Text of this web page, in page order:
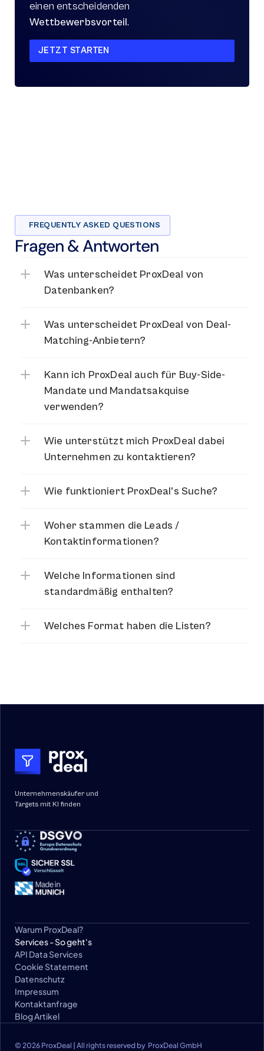
FREQUENTLY ASKED QUESTIONS
Fragen & Antworten
Was unterscheidet ProxDeal von
Datenbanken?
Was unterscheidet ProxDeal von Deal-
Matching-Anbietern?
Kann ich ProxDeal auch für Buy-Side-
Mandate und Mandatsakquise
verwenden?
Wie unterstützt mich ProxDeal dabei
Unternehmen zu kontaktieren?
Wie funktioniert ProxDeal's Suche?
Woher stammen die Leads /
Kontaktinformationen?
Welche Informationen sind
standardmäßig enthalten?
Welches Format haben die Listen?
Wettbewerbsvorteil.
JETZT STARTEN
Unternehmenskäufer und
Targets mit KI finden
Warum ProxDeal?
Services - So geht's
API Data Services
Blog Artikel
Kontaktanfrage
Cookie Statement
Datenschutz
Impressum
© 2026 ProxDeal | All rights reserved by  ProxDeal GmbH